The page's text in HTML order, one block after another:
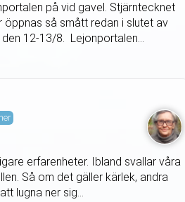
på vid gavel. Stjärntecknet
så smått redan i slutet av
12-13/8. Lejonportalen...
erfarenheter. Ibland svallar våra
Så om det gäller kärlek, andra
lugna ner sig...